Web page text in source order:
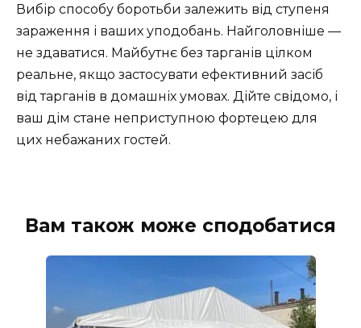
Вибір способу боротьби залежить від ступеня
зараження і ваших уподобань. Найголовніше —
не здаватися. Майбутнє без тарганів цілком
реальне, якщо застосувати ефективний засіб
від тарганів в домашніх умовах. Дійте свідомо, і
ваш дім стане неприступною фортецею для
цих небажаних гостей.
Вам також може сподобатися